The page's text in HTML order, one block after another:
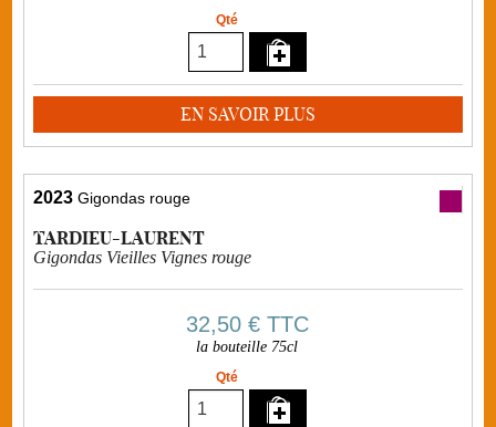
Qté
EN SAVOIR PLUS
2023 Gigondas rouge
TARDIEU-LAURENT
Gigondas Vieilles Vignes rouge
32,50 €TTC
la bouteille 75cl
Qté